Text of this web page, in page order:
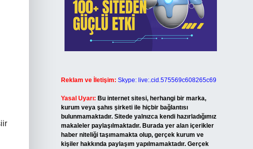
Reklam ve İletişim: Skype: live:.cid.575569c608265c69
Yasal Uyarı: Bu internet sitesi, herhangi bir marka,
kurum veya şahıs şirketi ile hiçbir bağlantısı
bulunmamaktadır. Sitede yalnızca kendi hazırladığımız
makaleler paylaşılmaktadır. Burada yer alan içerikler
haber niteliği taşımamakta olup, gerçek kurum ve
kişiler hakkında paylaşım yapılmamaktadır. Gerçek